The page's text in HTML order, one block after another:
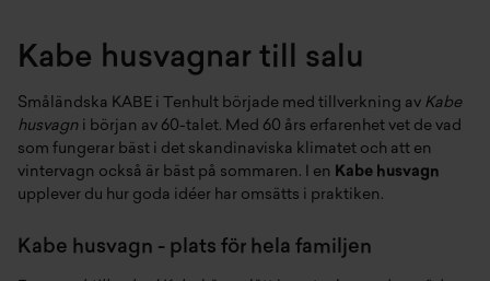
Smaragd
Kabe husvagnar till salu
Småländska KABE i Tenhult började med tillverkning av Kabe
husvagn i början av 60-talet. Med 60 års erfarenhet vet de vad
som fungerar bäst i det skandinaviska klimatet och att en
vintervagn också är bäst på sommaren. I en Kabe husvagn
upplever du hur goda idéer har omsätts i praktiken.
Kabe husvagn - plats för hela familjen